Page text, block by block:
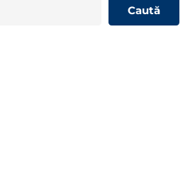
Caută